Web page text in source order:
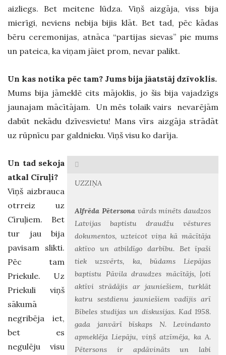
aizliegs. Bet meitene lūdza. Viņš aizgāja, viss bija
mierīgi, neviens nebija bijis klāt. Bet tad, pēc kādas
bēru ceremonijas, atnāca “partijas sievas” pie mums
un pateica, ka viņam jāiet prom, nevar palikt.
Un kas notika pēc tam? Jums bija jāatstāj dzīvoklis.
Mums bija jāmeklē cits mājoklis, jo šis bija vajadzīgs
jaunajam mācītājam. Un mēs tolaik vairs nevarējām
dabūt nekādu dzīvesvietu! Mans vīrs aizgāja strādāt
uz rūpnīcu par galdnieku. Viņš visu ko darīja.
UZZIŅA
Alfrēda Pētersona vārds minēts daudzos
Latvijas baptistu draudžu vēstures
dokumentos, uzteicot viņa kā mācītāja
aktīvo un atbildīgo darbību. Bet īpaši
tiek uzsvērts, ka, būdams Liepājas
baptistu Pāvila draudzes mācītājs, ļoti
aktīvi strādājis ar jauniešiem, turklāt
katru sestdienu jauniešiem vadījis arī
Bībeles studijas un diskusijas. Kad 1958.
gada janvārī bīskaps N. Levindanto
apmeklēja Liepāju, viņš atzīmēja, ka A.
Pētersons ir apdāvināts un labi
Un tad sekoja
atkal Cīruļi?
Viņš aizbrauca
otrreiz uz
Cīruļiem. Bet
tur jau bija
pavisam slikti.
Pēc tam
Priekule. Uz
Priekuli viņš
sākumā
negribēja iet,
bet es
negulēju visu